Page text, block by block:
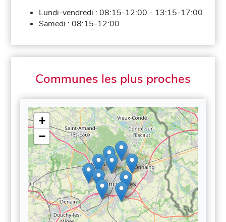
Lundi-vendredi :08:15-12:00 - 13:15-17:00
Samedi :08:15-12:00
Communes les plus proches
+
−